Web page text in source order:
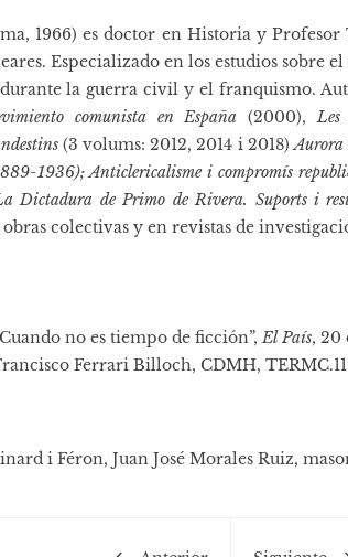
1966) es doctor en Historia y
Especializado en los estudios
la guerra civil y el franquismo.
comunista en España (2000),Les
(3 volums: 2012, 2014 i 2018)Aurora
1936); Anticlericalisme i compromís
Dictadura de Primo de Rivera. Suports i
colectivas y en revistas de
no es tiempo de ficción”,El País, 20
Ferrari Billoch, CDMH,
i Féron, Juan José Morales Ruiz,